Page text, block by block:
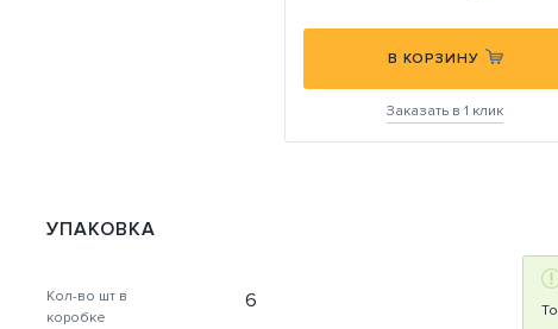
В КОРЗИНУ
Заказать в 1 клик
УПАКОВКА
Кол-во шт в
коробке
6